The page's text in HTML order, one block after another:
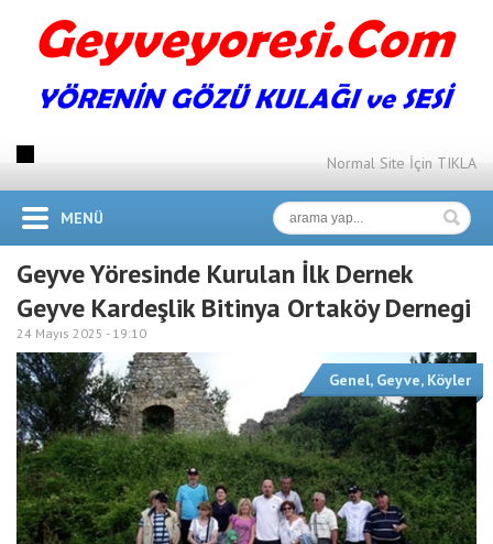
Normal Site İçin TIKLA
MENÜ
Geyve Yöresinde Kurulan İlk Dernek
Geyve Kardeşlik Bitinya Ortaköy Dernegi
24 Mayıs 2025 - 19:10
Genel, Geyve, Köyler